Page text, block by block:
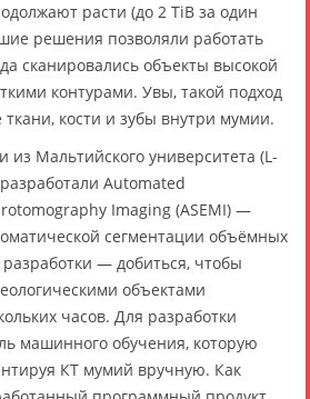
расти (до 2 TiB за один
решения позволяли работать
сканировались объекты высокой
контурами. Увы, такой подход
кости и зубы внутри мумии.
из Мальтийского университета (L-
Automated
Imaging (ASEMI) —
сегментации объёмных
— добиться, чтобы
объектами
часов. Для разработки
машинного обучения, которую
КТ мумий вручную. Как